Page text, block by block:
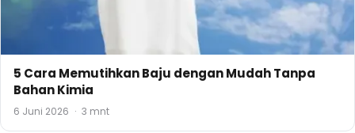
5 Cara Memutihkan Baju dengan Mudah Tanpa
Bahan Kimia
6 Juni 2026 · 3 mnt